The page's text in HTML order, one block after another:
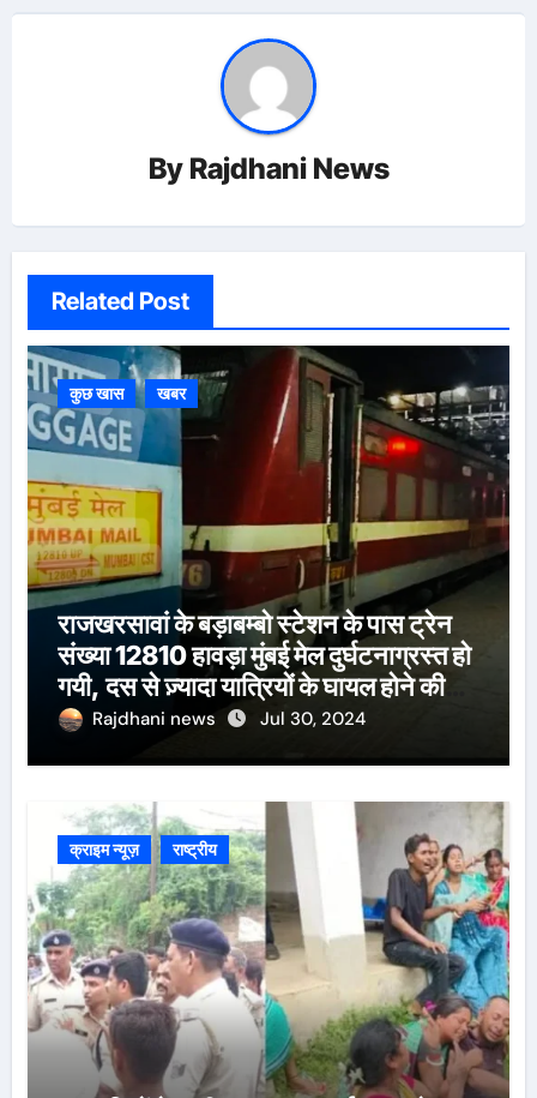
By Rajdhani News
Related Post
कुछ खास खबर
राजखरसावां के बड़ाबम्बो स्टेशन के पास ट्रेन
संख्या 12810 हावड़ा मुंबई मेल दुर्घटनाग्रस्त हो
गयी, दस से ज़्यादा यात्रियों के घायल होने की
खबर।सरायकेला के वरीय पदाधिकारी
Rajdhani news Jul 30, 2024
क्राइम न्यूज़ राष्ट्रीय